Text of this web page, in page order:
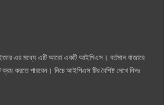
এর মধ্যে এটি আরো একটি আইপিএস। বর্তমান বাজারে
করতে পারবেন। নিচে আইপিএস টির বৈশিষ্ট দেখে নিনঃ